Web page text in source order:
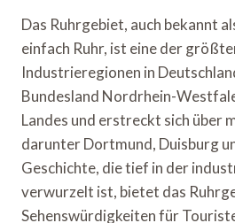
Das Ruhrgebiet, auch bekannt
einfach Ruhr, ist eine der
Industrieregionen in
Bundesland Nordrhein-
Landes und erstreckt sich über
darunter Dortmund, Duisburg
Geschichte, die tief in der
verwurzelt ist, bietet das
Sehenswürdigkeiten für